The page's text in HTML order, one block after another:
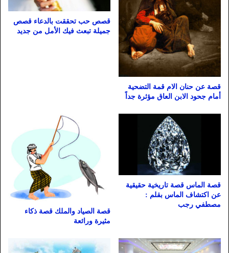
قصة عن حنان الام قمة التضحية
أمام جحود الابن العاق مؤثرة جداً
قصص حب تحققت بالدعاء قصص
جميلة تبعث فيك الأمل من جديد
قصة الماس قصة تاريخية حقيقية
عن اكتشاف الماس بقلم :
مصطفي رجب
قصة الصياد والملك قصة ذكاء
مثيرة ورائعة